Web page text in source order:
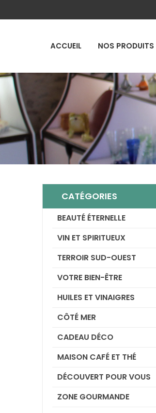
ACCUEIL NOS PRODUITS
CATÉGORIES
BEAUTÉ ÉTERNELLE
VIN ET SPIRITUEUX
TERROIR SUD-OUEST
VOTRE BIEN-ÊTRE
HUILES ET VINAIGRES
CÔTÉ MER
CADEAU DÉCO
MAISON CAFÉ ET THÉ
DÉCOUVERT POUR VOUS
ZONE GOURMANDE